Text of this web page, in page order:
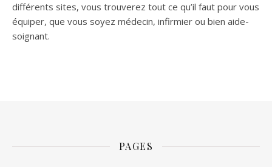
différents sites, vous trouverez tout ce qu’il faut pour vous
équiper, que vous soyez médecin, infirmier ou bien aide-
soignant.
PAGES